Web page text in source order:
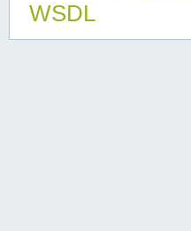
WSDL